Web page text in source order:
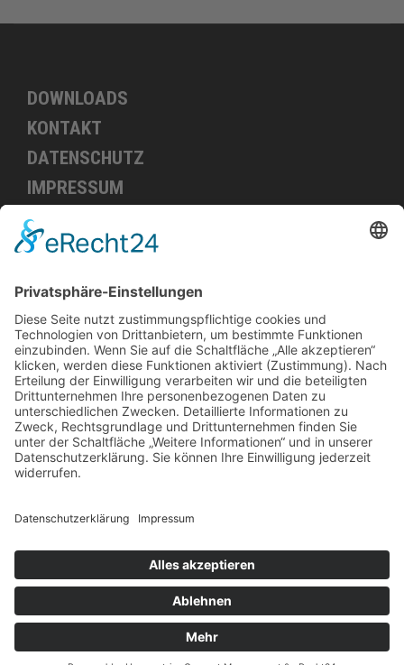
DOWNLOADS
KONTAKT
DATENSCHUTZ
IMPRESSUM
Partner
Veranstaltungstechnik
In Sachen Veranstaltungstechnik arbeiten wir seit
Jahren immer wieder gerne
und erfolgreich mit folgenden Technikfirmen
zusammen:
Sugar Veranstaltungstechnik 93161 Sinzing
CN-Mediatec GmbH Bad Tölz
Layout, Grafik, Öffentlichkeitsarbeit:
Unsere graphischen Arbeiten- und
wie auch die Werke vieler unserer Künstler seit
vielen Jahren von unserer Werbeagentur erstellt:
hp werbeagentur